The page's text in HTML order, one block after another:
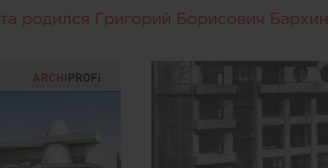
родился Григорий Борисович Бархин